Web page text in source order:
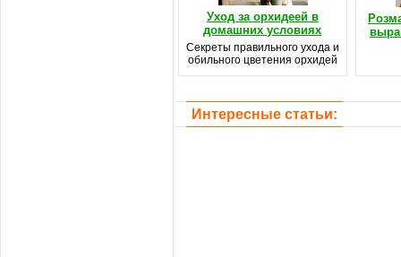
Уход за орхидеей в
домашних условиях
Секреты правильного ухода и
обильного цветения орхидей
Интересные статьи: